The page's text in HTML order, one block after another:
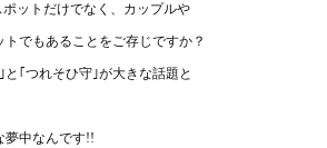
ットだけでなく、カップルや
でもあることをご存じですか？
｢つれそひ守｣が大きな話題と
夢中なんです!!